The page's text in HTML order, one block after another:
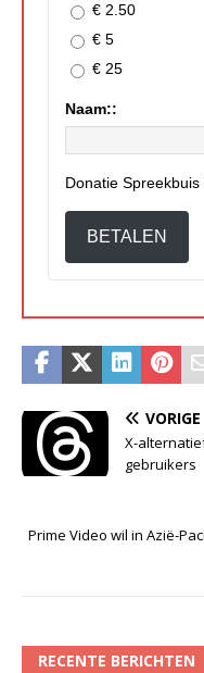
€ 2.50
€ 5
€ 25
Naam::
Donatie Spreekbuis
BETALEN
VORIGE
X-
gebruikers
Prime Video wil in Azië-
RECENTE BERICHTEN